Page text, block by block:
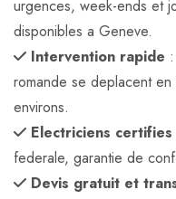
urgences, week-ends et
disponibles a Geneve.
Intervention rapide
romande se deplacent
environs.
Electriciens certifies
federale, garantie de
Devis gratuit et